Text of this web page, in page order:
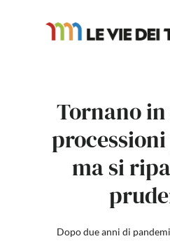
Tornano
ma si
Dopo due anni di